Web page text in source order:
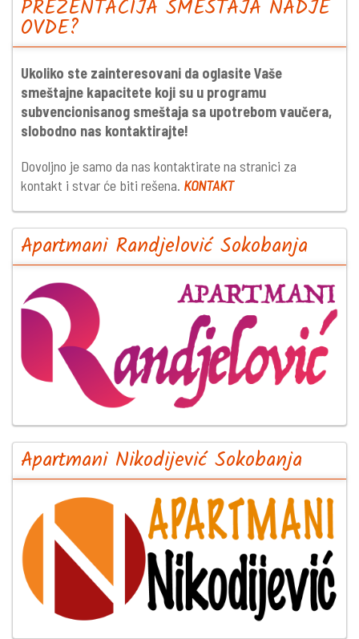
PREZENTACIJA SMEŠTAJA NADJE
OVDE?
Ukoliko ste zainteresovani da oglasite Vaše
smeštajne kapacitete koji su u programu
subvencionisanog smeštaja sa upotrebom vaučera,
slobodno nas kontaktirajte!
Dovoljno je samo da nas kontaktirate na stranici za
kontakt i stvar će biti rešena. KONTAKT
Apartmani Randjelović Sokobanja
Apartmani Nikodijević Sokobanja